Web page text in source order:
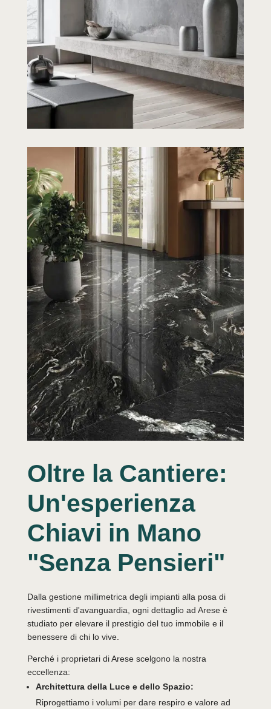
Oltre la Cantiere:
Un'esperienza
Chiavi in Mano
"Senza Pensieri"
Dalla gestione millimetrica degli impianti alla posa di
rivestimenti d'avanguardia, ogni dettaglio ad Arese è
studiato per elevare il prestigio del tuo immobile e il
benessere di chi lo vive.
Perché i proprietari di Arese scelgono la nostra
eccellenza:
Architettura della Luce e dello Spazio:
Riprogettiamo i volumi per dare respiro e valore ad